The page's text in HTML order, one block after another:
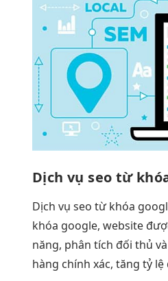
Dịch vụ seo từ
Dịch vụ seo từ khóa
khóa google, website
năng, phân tích đối thủ
hàng chính xác, tăng tỷ